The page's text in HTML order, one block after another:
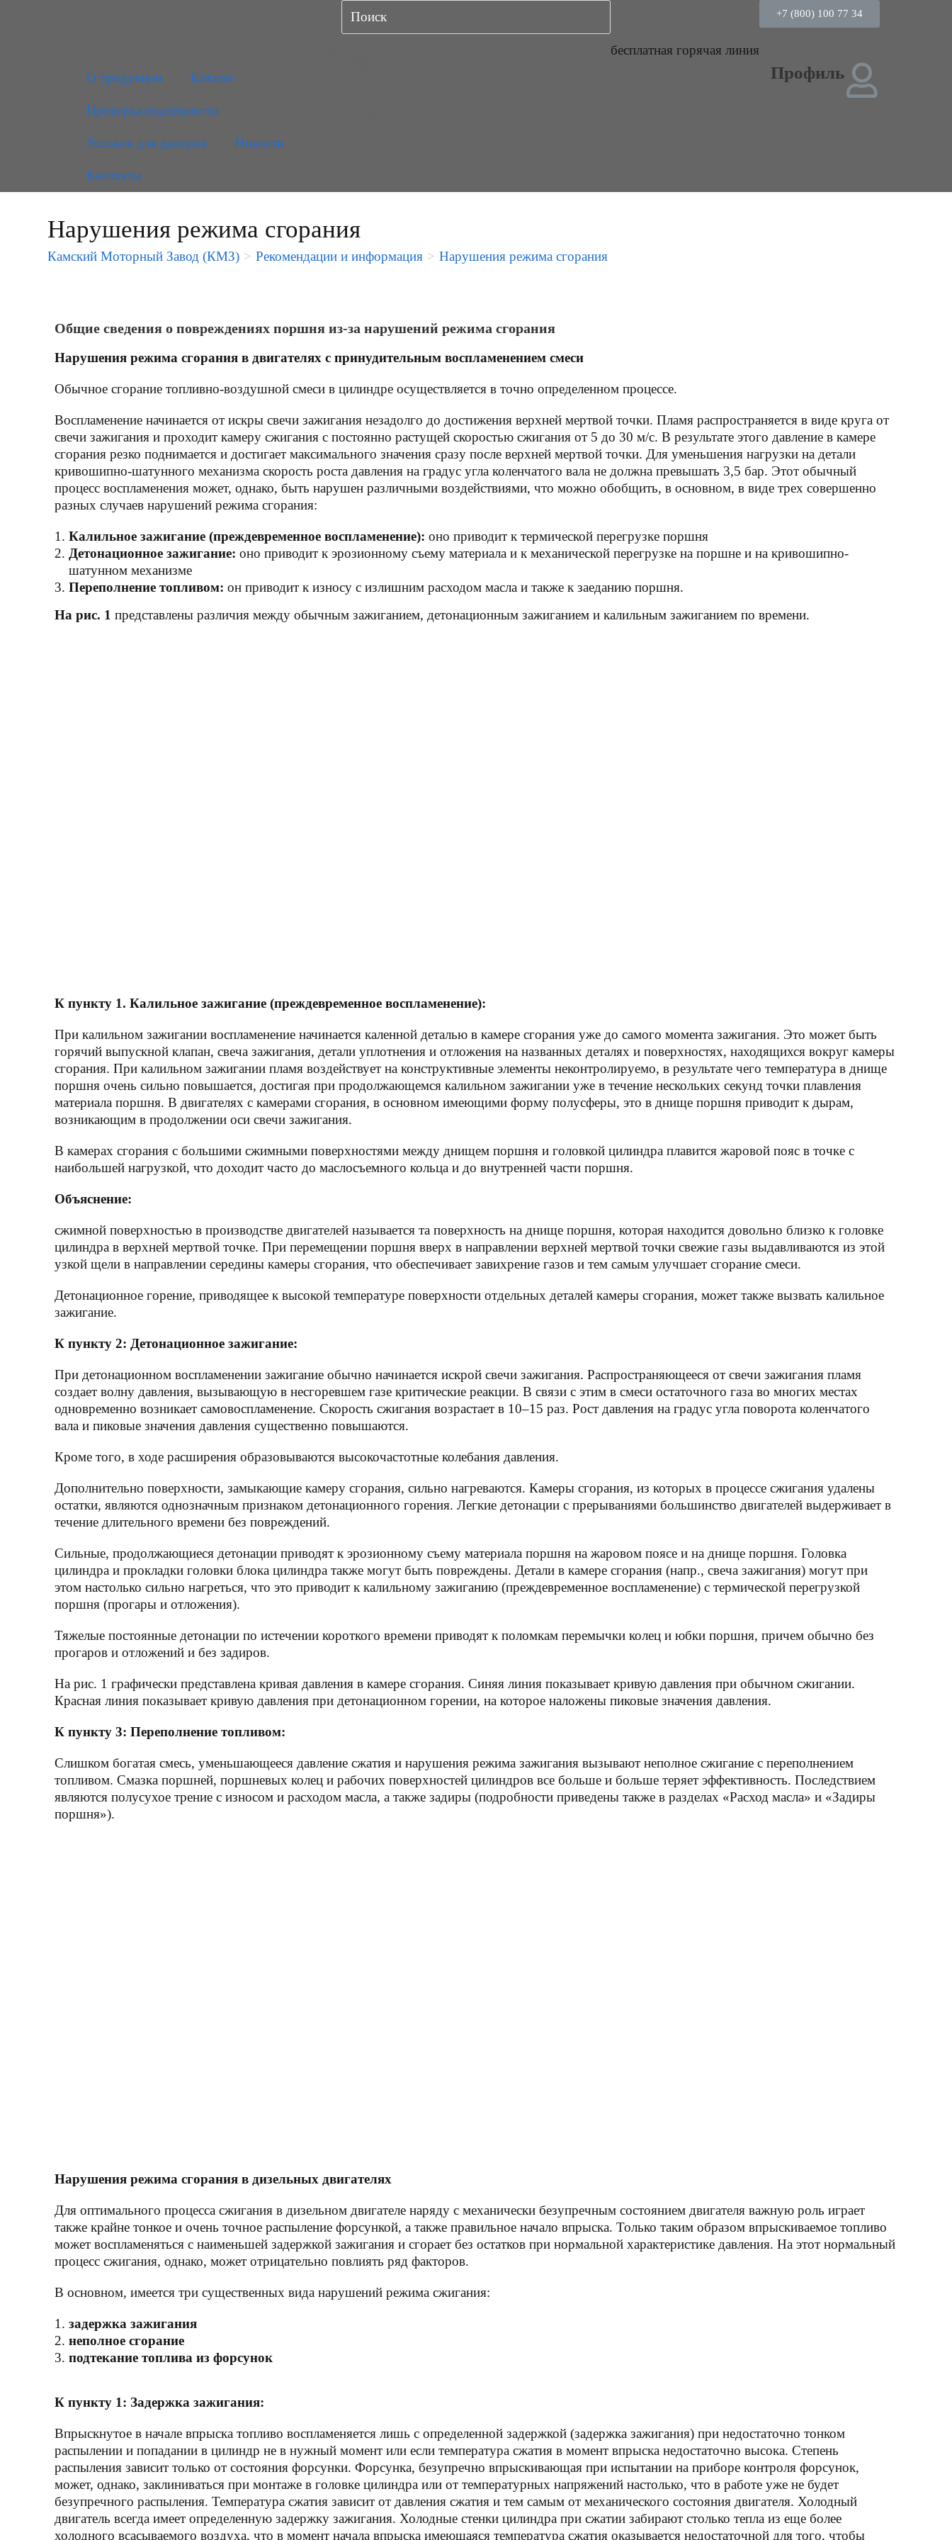
+7 (800) 100 77 34
бесплатная горячая линия
О продукции
Каталог
Проверка подлинности
Условия для дилеров Новости
Контакты
Профиль
Нарушения режима сгорания
Камский Моторный Завод (КМЗ) > Рекомендации и информация > Нарушения режима сгорания
Общие сведения о повреждениях поршня из-за нарушений режима сгорания
Нарушения режима сгорания в двигателях с принудительным воспламенением смеси
Обычное сгорание топливно-воздушной смеси в цилиндре осуществляется в точно определенном процессе.
Воспламенение начинается от искры свечи зажигания незадолго до достижения верхней мертвой точки. Пламя распространяется в виде круга от
свечи зажигания и проходит камеру сжигания с постоянно растущей скоростью сжигания от 5 до 30 м/с. В результате этого давление в камере
сгорания резко поднимается и достигает максимального значения сразу после верхней мертвой точки. Для уменьшения нагрузки на детали
кривошипно-шатунного механизма скорость роста давления на градус угла коленчатого вала не должна превышать 3,5 бар. Этот обычный
процесс воспламенения может, однако, быть нарушен различными воздействиями, что можно обобщить, в основном, в виде трех совершенно
разных случаев нарушений режима сгорания:
Калильное зажигание (преждевременное воспламенение): оно приводит к термической перегрузке поршня
Детонационное зажигание: оно приводит к эрозионному съему материала и к механической перегрузке на поршне и на кривошипно-
шатунном механизме
Переполнение топливом: он приводит к износу с излишним расходом масла и также к заеданию поршня.
На рис. 1 представлены различия между обычным зажиганием, детонационным зажиганием и калильным зажиганием по времени.
К пункту 1. Калильное зажигание (преждевременное воспламенение):
При калильном зажигании воспламенение начинается каленной деталью в камере сгорания уже до самого момента зажигания. Это может быть
горячий выпускной клапан, свеча зажигания, детали уплотнения и отложения на названных деталях и поверхностях, находящихся вокруг камеры
сгорания. При калильном зажигании пламя воздействует на конструктивные элементы неконтролируемо, в результате чего температура в днище
поршня очень сильно повышается, достигая при продолжающемся калильном зажигании уже в течение нескольких секунд точки плавления
материала поршня. В двигателях с камерами сгорания, в основном имеющими форму полусферы, это в днище поршня приводит к дырам,
возникающим в продолжении оси свечи зажигания.
В камерах сгорания с большими сжимными поверхностями между днищем поршня и головкой цилиндра плавится жаровой пояс в точке с
наибольшей нагрузкой, что доходит часто до маслосъемного кольца и до внутренней части поршня.
Объяснение:
сжимной поверхностью в производстве двигателей называется та поверхность на днище поршня, которая находится довольно близко к головке
цилиндра в верхней мертвой точке. При перемещении поршня вверх в направлении верхней мертвой точки свежие газы выдавливаются из этой
узкой щели в направлении середины камеры сгорания, что обеспечивает завихрение газов и тем самым улучшает сгорание смеси.
Детонационное горение, приводящее к высокой температуре поверхности отдельных деталей камеры сгорания, может также вызвать калильное
зажигание.
К пункту 2: Детонационное зажигание:
При детонационном воспламенении зажигание обычно начинается искрой свечи зажигания. Распространяющееся от свечи зажигания пламя
создает волну давления, вызывающую в несгоревшем газе критические реакции. В связи с этим в смеси остаточного газа во многих местах
одновременно возникает самовоспламенение. Скорость сжигания возрастает в 10–15 раз. Рост давления на градус угла поворота коленчатого
вала и пиковые значения давления существенно повышаются.
Кроме того, в ходе расширения образовываются высокочастотные колебания давления.
Дополнительно поверхности, замыкающие камеру сгорания, сильно нагреваются. Камеры сгорания, из которых в процессе сжигания удалены
остатки, являются однозначным признаком детонационного горения. Легкие детонации с прерываниями большинство двигателей выдерживает в
течение длительного времени без повреждений.
Сильные, продолжающиеся детонации приводят к эрозионному съему материала поршня на жаровом поясе и на днище поршня. Головка
цилиндра и прокладки головки блока цилиндра также могут быть повреждены. Детали в камере сгорания (напр., свеча зажигания) могут при
этом настолько сильно нагреться, что это приводит к калильному зажиганию (преждевременное воспламенение) с термической перегрузкой
поршня (прогары и отложения).
Тяжелые постоянные детонации по истечении короткого времени приводят к поломкам перемычки колец и юбки поршня, причем обычно без
прогаров и отложений и без задиров.
На рис. 1 графически представлена кривая давления в камере сгорания. Синяя линия показывает кривую давления при обычном сжигании.
Красная линия показывает кривую давления при детонационном горении, на которое наложены пиковые значения давления.
К пункту 3: Переполнение топливом:
Слишком богатая смесь, уменьшающееся давление сжатия и нарушения режима зажигания вызывают неполное сжигание с переполнением
топливом. Смазка поршней, поршневых колец и рабочих поверхностей цилиндров все больше и больше теряет эффективность. Последствием
являются полусухое трение с износом и расходом масла, а также задиры (подробности приведены также в разделах «Расход масла» и «Задиры
поршня»).
Нарушения режима сгорания в дизельных двигателях
Для оптимального процесса сжигания в дизельном двигателе наряду с механически безупречным состоянием двигателя важную роль играет
также крайне тонкое и очень точное распыление форсункой, а также правильное начало впрыска. Только таким образом впрыскиваемое топливо
может воспламеняться с наименьшей задержкой зажигания и сгорает без остатков при нормальной характеристике давления. На этот нормальный
процесс сжигания, однако, может отрицательно повлиять ряд факторов.
В основном, имеется три существенных вида нарушений режима сжигания:
задержка зажигания
неполное сгорание
подтекание топлива из форсунок
К пункту 1: Задержка зажигания:
Впрыскнутое в начале впрыска топливо воспламеняется лишь с определенной задержкой (задержка зажигания) при недостаточно тонком
распылении и попадании в цилиндр не в нужный момент или если температура сжатия в момент впрыска недостаточно высока. Степень
распыления зависит только от состояния форсунки. Форсунка, безупречно впрыскивающая при испытании на приборе контроля форсунок,
может, однако, заклиниваться при монтаже в головке цилиндра или от температурных напряжений настолько, что в работе уже не будет
безупречного распыления. Температура сжатия зависит от давления сжатия и тем самым от механического состояния двигателя. Холодный
двигатель всегда имеет определенную задержку зажигания. Холодные стенки цилиндра при сжатии забирают столько тепла из еще более
холодного всасываемого воздуха, что в момент начала впрыска имеющаяся температура сжатия оказывается недостаточной для того, чтобы